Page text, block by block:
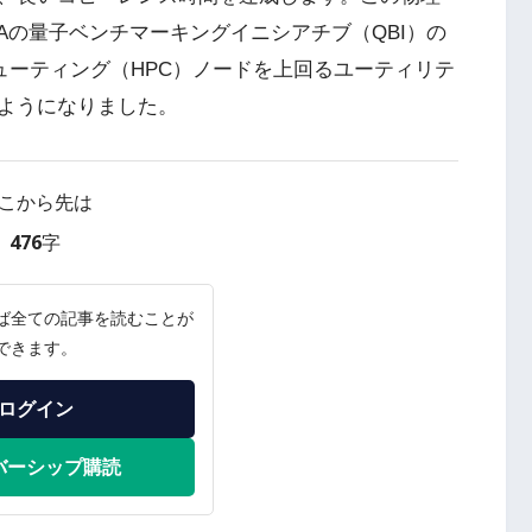
量子ベンチマーキングイニシアチブ（QBI）の
ティング（HPC）ノードを上回るユーティリテ
うになりました。
から先は
476字
全ての記事を読むことが
きます。
グイン
ーシップ購読